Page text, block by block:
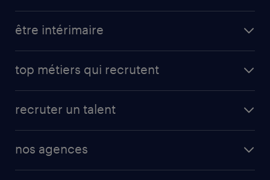
être intérimaire
top métiers qui recrutent
recruter un talent
nos agences